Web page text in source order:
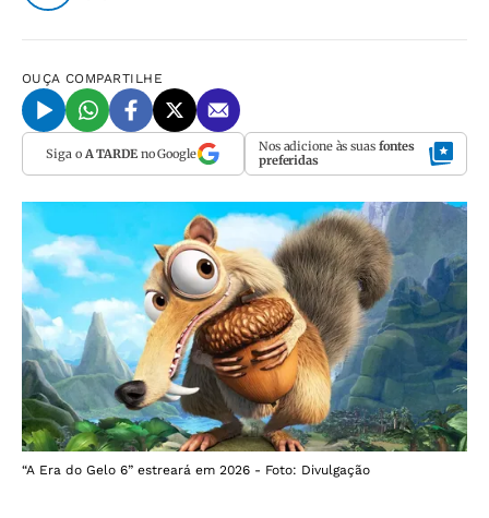
OUÇA COMPARTILHE
Siga o A TARDEno Google Nos adicione às suas fontes
preferidas
“A Era do Gelo 6” estreará em 2026 - Foto: Divulgação